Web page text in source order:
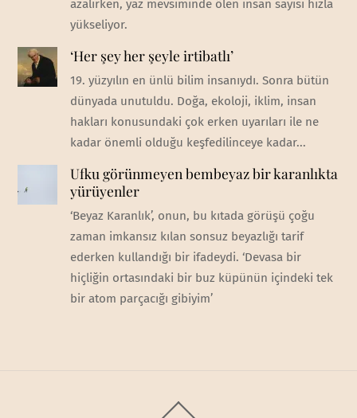
azalırken, yaz mevsiminde ölen insan sayısı hızla
yükseliyor.
‘Her şey her şeyle irtibatlı’
19. yüzyılın en ünlü bilim insanıydı. Sonra bütün
dünyada unutuldu. Doğa, ekoloji, iklim, insan
hakları konusundaki çok erken uyarıları ile ne
kadar önemli olduğu keşfedilinceye kadar...
Ufku görünmeyen bembeyaz bir karanlıkta
yürüyenler
‘Beyaz Karanlık’, onun, bu kıtada görüşü çoğu
zaman imkansız kılan sonsuz beyazlığı tarif
ederken kullandığı bir ifadeydi. ‘Devasa bir
hiçliğin ortasındaki bir buz küpünün içindeki tek
bir atom parçacığı gibiyim’